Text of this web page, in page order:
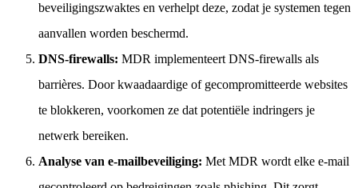
beveiligingszwaktes en verhelpt deze, zodat je systemen tegen
aanvallen worden beschermd.
DNS-firewalls: MDR implementeert DNS-firewalls als
barrières. Door kwaadaardige of gecompromitteerde websites
te blokkeren, voorkomen ze dat potentiële indringers je
netwerk bereiken.
Analyse van e-mailbeveiliging: Met MDR wordt elke e-mail